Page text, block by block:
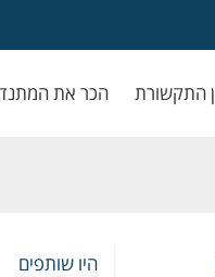
התקשורת הכר את
היו שותפים